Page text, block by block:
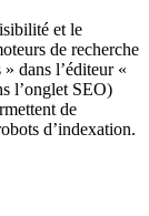
et le
de recherche
dans l’éditeur «
l’onglet SEO)
de
d’indexation.